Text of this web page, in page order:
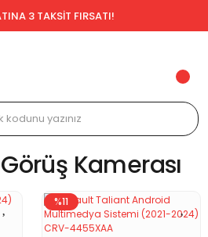
3 TAKSİT FIRSATI!
Kamerası
%11